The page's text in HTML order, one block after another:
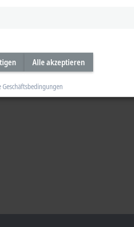
Alle akzeptieren